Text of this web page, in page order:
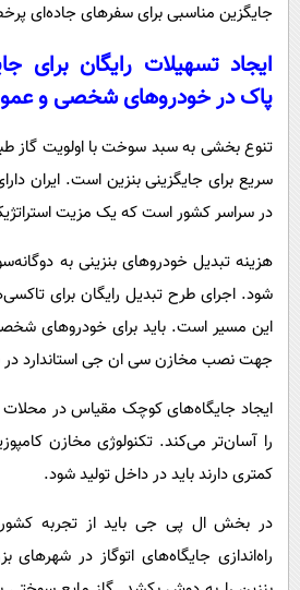
جایگزین مناسبی برای سفرهای جاده‌ای
ایجاد تسهیلات رایگان برای
پاک در خودروهای شخصی و
تنوع بخشی به سبد سوخت با اولویت گاز
سریع برای جایگزینی بنزین است. ایران
در سراسر کشور است که یک مزیت
هزینه تبدیل خودروهای بنزینی به
شود. اجرای طرح تبدیل رایگان برای
این مسیر است. باید برای خودروهای
جهت نصب مخازن سی ان جی استاندارد در
ایجاد جایگاه‌های کوچک مقیاس در
را آسان‌تر می‌کند. تکنولوژی مخازن
کمتری دارند باید در داخل تولید شود.
در بخش ال پی جی باید از تجربه
راه‌اندازی جایگاه‌های اتوگاز در شهرهای